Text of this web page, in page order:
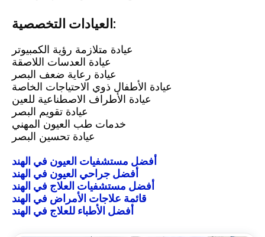
العيادات التخصصية:
عيادة متلازمة رؤية الكمبيوتر
عيادة العدسات اللاصقة
عيادة رعاية ضعف البصر
عيادة الأطفال ذوي الاحتياجات الخاصة
عيادة الأطراف الاصطناعية للعين
عيادة تقويم البصر
خدمات طب العيون المهني
عيادة تحسين البصر
أفضل مستشفيات العيون في الهند
أفضل جراحي العيون في الهند
أفضل مستشفيات العلاج في الهند
قائمة علاجات الأمراض في الهند
أفضل الأطباء للعلاج في الهند